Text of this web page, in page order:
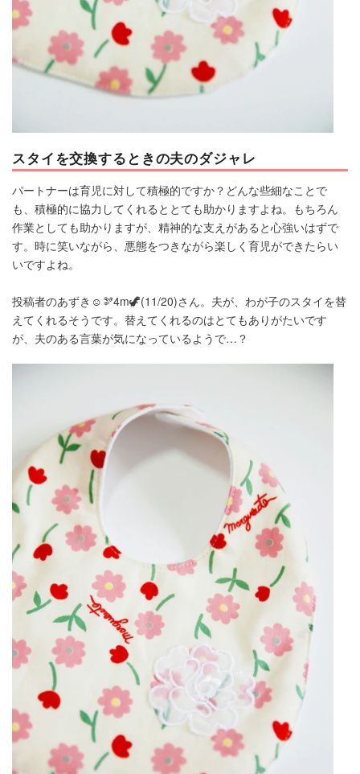
スタイを交換するときの夫のダジャレ
パートナーは育児に対して積極的ですか？どんな些細なことで
も、積極的に協力してくれるととても助かりますよね。もちろん
作業としても助かりますが、精神的な支えがあると心強いはずで
す。時に笑いながら、悪態をつきながら楽しく育児ができたらい
いですよね。
投稿者のあずき☺︎🫘4m🦖(11/20)さん。夫が、わが子のスタイを替
えてくれるそうです。替えてくれるのはとてもありがたいです
が、夫のある言葉が気になっているようで…？